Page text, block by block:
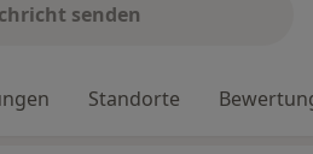
senden
Standorte